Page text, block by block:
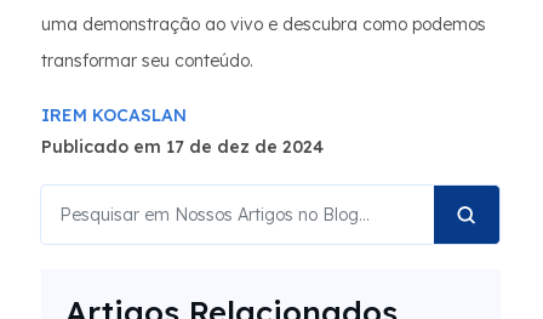
uma demonstração ao vivo e descubra como podemos
transformar seu conteúdo.
IREM KOCASLAN
Publicado em 17 de dez de 2024